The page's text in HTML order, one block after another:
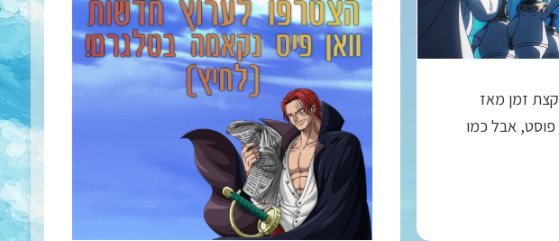
זמן מאז
אבל כמו